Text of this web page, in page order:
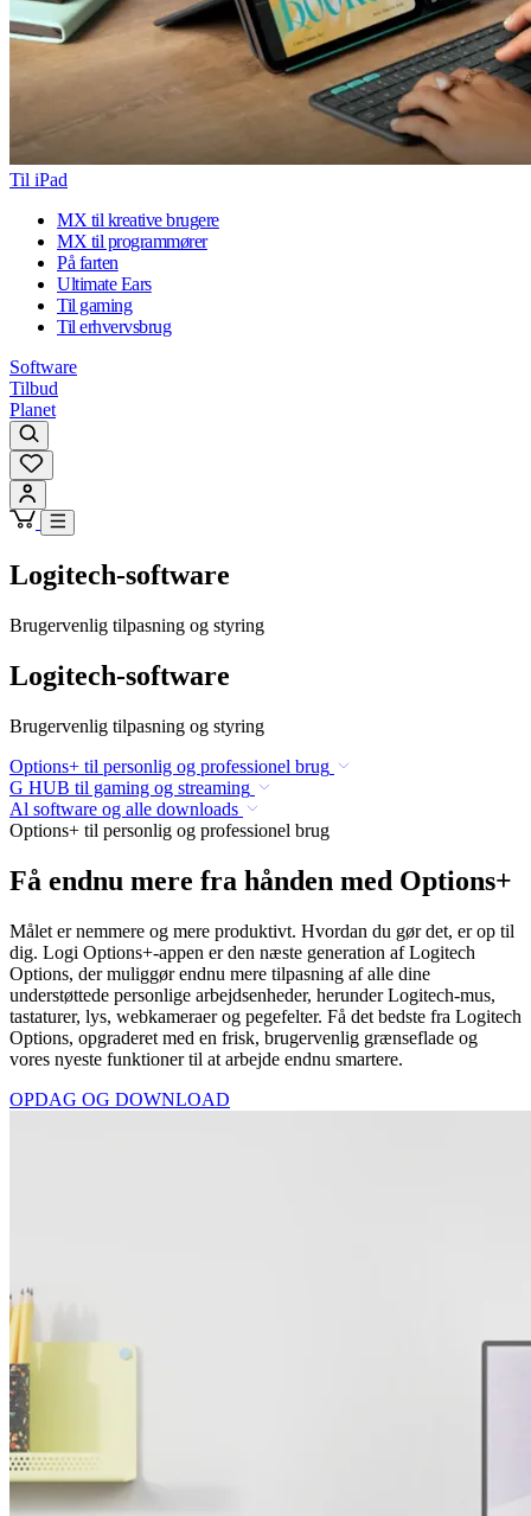
Til iPad
MX til kreative brugere
MX til programmører
På farten
Ultimate Ears
Til gaming
Til erhvervsbrug
Software
Tilbud
Planet
Logitech-software
Brugervenlig tilpasning og styring
Logitech-software
Brugervenlig tilpasning og styring
Options+ til personlig og professionel brug
G HUB til gaming og streaming
Al software og alle downloads
Options+ til personlig og professionel brug
Få endnu mere fra hånden med Options+
Målet er nemmere og mere produktivt. Hvordan du gør det, er op til
dig. Logi Options+-appen er den næste generation af Logitech
Options, der muliggør endnu mere tilpasning af alle dine
understøttede personlige arbejdsenheder, herunder Logitech-mus,
tastaturer, lys, webkameraer og pegefelter. Få det bedste fra Logitech
Options, opgraderet med en frisk, brugervenlig grænseflade og
vores nyeste funktioner til at arbejde endnu smartere.
OPDAG OG DOWNLOAD